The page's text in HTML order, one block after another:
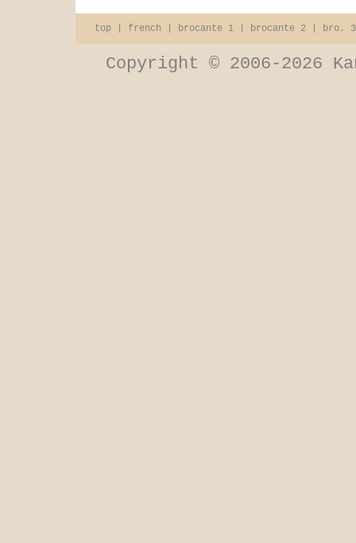
top french brocante 1 brocante 2 bro. 3
Copyright © 2006-2026